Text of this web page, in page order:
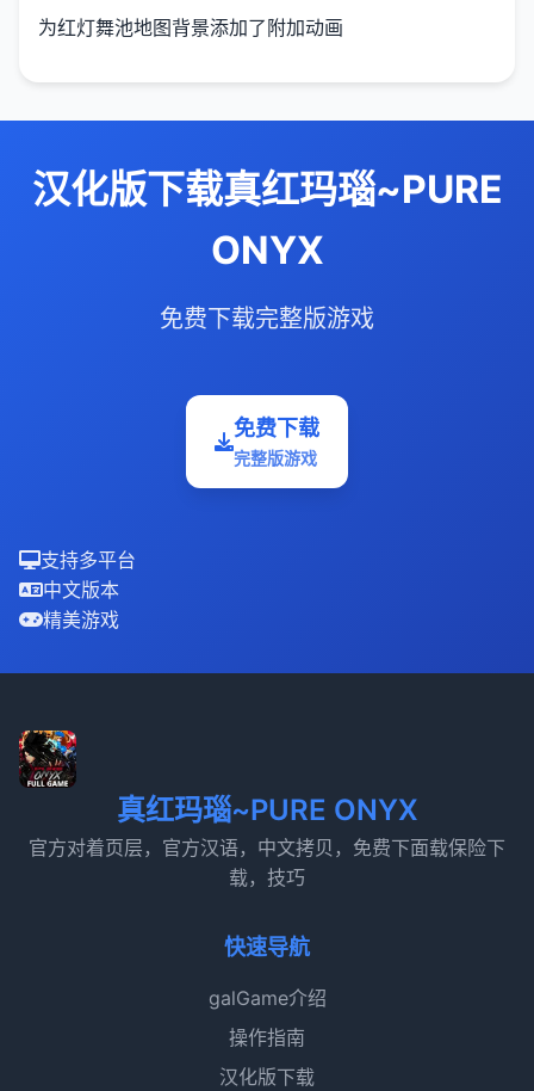
为红灯舞池地图背景添加了附加动画
汉化版下载真红玛瑙~PURE
ONYX
免费下载完整版游戏
免费下载
完整版游戏
支持多平台
中文版本
精美游戏
真红玛瑙~PURE ONYX
官方对着页层，官方汉语，中文拷贝，免费下面载保险下
载，技巧
快速导航
galGame介绍
操作指南
汉化版下载